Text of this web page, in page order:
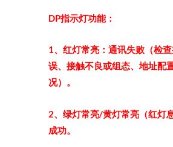
DP指示灯功能：
1、红灯常亮：通讯失败（检
误、接触不良或组态、地址配
况）。
2、绿灯常亮/黄灯常亮（红灯
成功。